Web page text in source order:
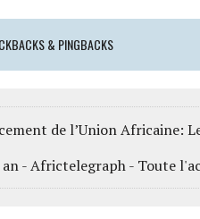
& PINGBACKS
de l’Union Africaine:
an - Africtelegraph - Toute